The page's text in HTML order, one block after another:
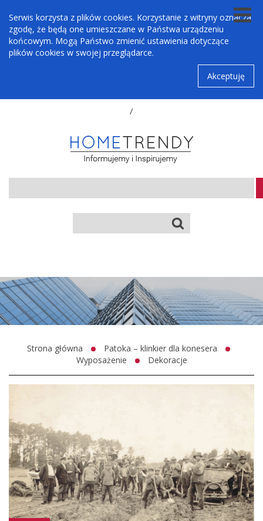
Serwis korzysta z plików cookies. Korzystanie z witryny oznacza
zgodę, że będą one umieszczane w Państwa urządzeniu
końcowym. Mogą Państwo zmienić ustawienia dotyczące
plików cookies w swojej przeglądarce.
Akceptuję
/
Strona główna
Patoka – klinkier dla konesera
Wyposażenie
Dekoracje